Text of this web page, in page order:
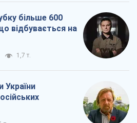
більше 600
відбувається на
1,7 т.
України